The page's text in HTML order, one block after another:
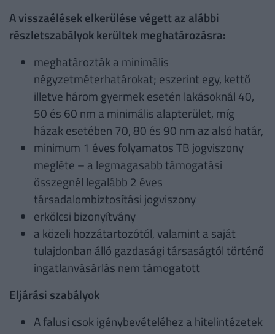
A visszaélések elkerülése végett az alábbi
részletszabályok kerültek meghatározásra:
meghatározták a minimális
négyzetméterhatárokat; eszerint egy, kettő
illetve három gyermek esetén lakásoknál 40,
50 és 60 nm a minimális alapterület, míg
házak esetében 70, 80 és 90 nm az alsó határ,
minimum 1 éves folyamatos TB jogviszony
megléte – a legmagasabb támogatási
összegnél legalább 2 éves
társadalombiztosítási jogviszony
erkölcsi bizonyítvány
a közeli hozzátartozótól, valamint a saját
tulajdonban álló gazdasági társaságtól történő
ingatlanvásárlás nem támogatott
Eljárási szabályok
A falusi csok igénybevételéhez a hitelintézetek